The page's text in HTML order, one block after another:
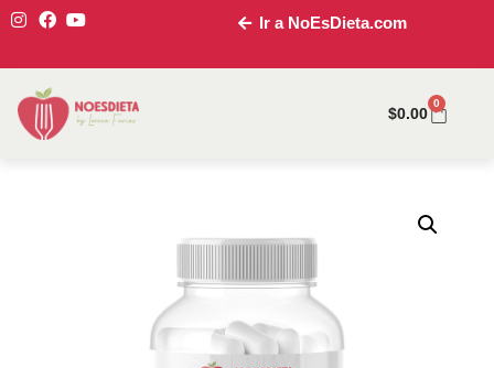
Ir a NoEsDieta.com
$0.00
0